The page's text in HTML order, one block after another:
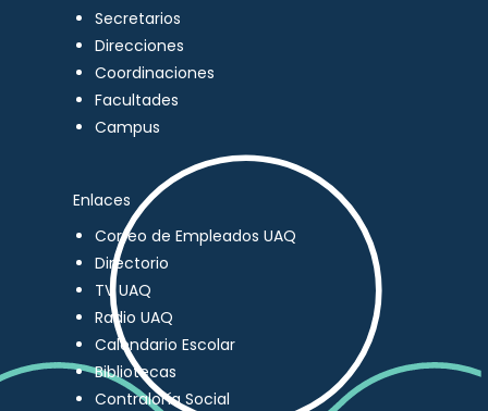
Secretarios
Direcciones
Coordinaciones
Facultades
Campus
Enlaces
Correo de Empleados UAQ
Directorio
TV UAQ
Radio UAQ
Calendario Escolar
Bibliotecas
Contraloría Social